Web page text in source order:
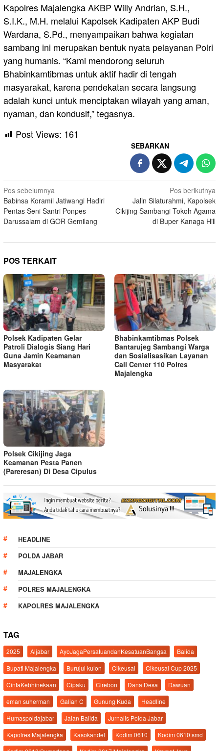
Kapolres Majalengka AKBP Willy Andrian, S.H.,
S.I.K., M.H. melalui Kapolsek Kadipaten AKP Budi
Wardana, S.Pd., menyampaikan bahwa kegiatan
sambang ini merupakan bentuk nyata pelayanan Polri
yang humanis. “Kami mendorong seluruh
Bhabinkamtibmas untuk aktif hadir di tengah
masyarakat, karena pendekatan secara langsung
adalah kunci untuk menciptakan wilayah yang aman,
nyaman, dan kondusif,” tegasnya.
Post Views: 161
SEBARKAN
Navigasi
pos
Pos sebelumnya
Babinsa Koramil Jatiwangi Hadiri
Pentas Seni Santri Ponpes
Darussalam di GOR Gemilang
Pos berikutnya
Jalin Silaturahmi, Kapolsek
Cikijing Sambangi Tokoh Agama
di Buper Kanaga Hill
POS TERKAIT
Polsek Kadipaten Gelar
Patroli Dialogis Siang Hari
Guna Jamin Keamanan
Masyarakat
Bhabinkamtibmas Polsek
Bantarujeg Sambangi Warga
dan Sosialisasikan Layanan
Call Center 110 Polres
Majalengka
Polsek Cikijing Jaga
Keamanan Pesta Panen
(Pareresan) Di Desa Cipulus
HEADLINE
POLDA JABAR
MAJALENGKA
POLRES MAJALENGKA
KAPOLRES MAJALENGKA
TAG
2025 Aljabar AyoJagaPersatuandanKesatuanBangsa
Balida
Bupati Majalengka
Burujul kulon Cikeusal
Cikeusal Cup 2025
CintaKebhinekaan
Cipaku Cirebon Dana Desa
Dawuan
eman suherman
Galian C Gunung Kuda
Headline
Humaspoldajabar
Jalan Balida
Jurnalis Polda Jabar
Kapolres Majalengka
Kasokandel Kodim 0610
Kodim 0610 smd